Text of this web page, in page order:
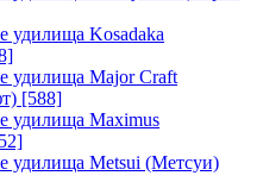
удилища Kosadaka
удилища Major Craft
[588]
удилища Maximus
удилища Metsui (Метсуи)